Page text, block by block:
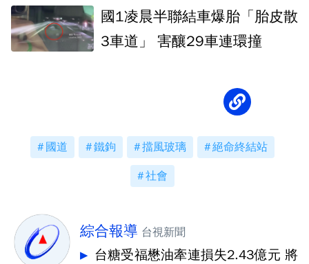
國1凌晨半聯結車爆胎「胎皮散
3車道」 害釀29車連環撞
國道 鐵鉤 擋風玻璃 絕命終結站
社會
綜合報導 台視新聞
台糖受福懋油牽連損失2.43億元 將